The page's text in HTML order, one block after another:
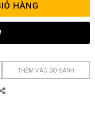
HÀNG
THÊM VÀO SO SÁNH